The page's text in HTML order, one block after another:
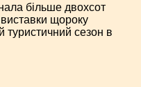
більше двохсот
виставки щороку
туристичний сезон в